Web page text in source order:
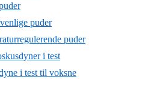
puder
puder
i test
i test til voksne